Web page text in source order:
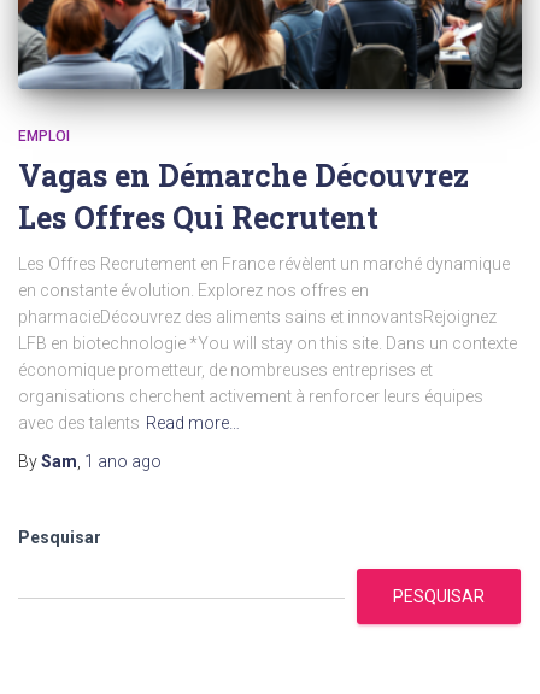
EMPLOI
Vagas en Démarche Découvrez
Les Offres Qui Recrutent
Les Offres Recrutement en France révèlent un marché dynamique
en constante évolution. Explorez nos offres en
pharmacieDécouvrez des aliments sains et innovantsRejoignez
LFB en biotechnologie *You will stay on this site. Dans un contexte
économique prometteur, de nombreuses entreprises et
organisations cherchent activement à renforcer leurs équipes
avec des talents Read more…
BySam 1 ano ago
Pesquisar
PESQUISAR